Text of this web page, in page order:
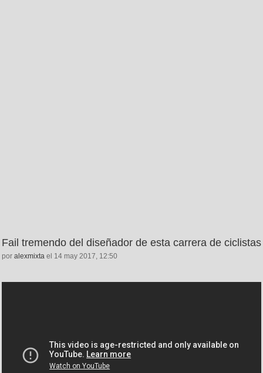
Fail tremendo del diseñador de esta carrera de ciclistas
por alexmixta el 14 may 2017, 12:50